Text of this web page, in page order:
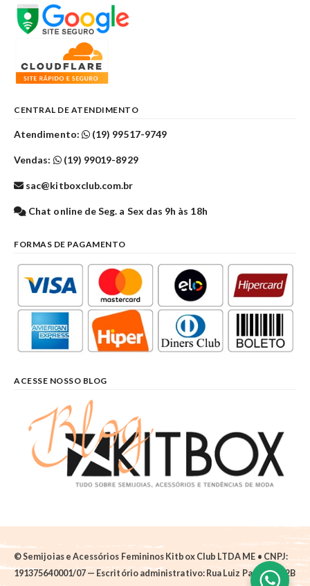
CENTRAL DE ATENDIMENTO
Atendimento: (19) 99517-9749
Vendas: (19) 99019-8929
sac@kitboxclub.com.br
Chat online de Seg. a Sex das 9h às 18h
FORMAS DE PAGAMENTO
ACESSE NOSSO BLOG
© Semijoias e Acessórios Femininos Kitbox Club LTDA ME • CNPJ:
191375640001/07 — Escritório administrativo: Rua Luiz Pantano, 62B